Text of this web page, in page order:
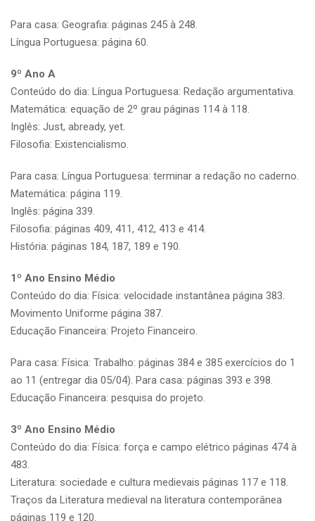
Para casa: Geografia: páginas 245 à 248.
Língua Portuguesa: página 60.
9º Ano A
Conteúdo do dia: Língua Portuguesa: Redação argumentativa.
Matemática: equação de 2º grau páginas 114 à 118.
Inglês: Just, abready, yet.
Filosofia: Existencialismo.
Para casa: Língua Portuguesa: terminar a redação no caderno.
Matemática: página 119.
Inglês: página 339.
Filosofia: páginas 409, 411, 412, 413 e 414.
História: páginas 184, 187, 189 e 190.
1º Ano Ensino Médio
Conteúdo do dia: Física: velocidade instantânea página 383.
Movimento Uniforme página 387.
Educação Financeira: Projeto Financeiro.
Para casa: Física: Trabalho: páginas 384 e 385 exercícios do 1
ao 11 (entregar dia 05/04). Para casa: páginas 393 e 398.
Educação Financeira: pesquisa do projeto.
3º Ano Ensino Médio
Conteúdo do dia: Física: força e campo elétrico páginas 474 à
483.
Literatura: sociedade e cultura medievais páginas 117 e 118.
Traços da Literatura medieval na literatura contemporânea
páginas 119 e 120.